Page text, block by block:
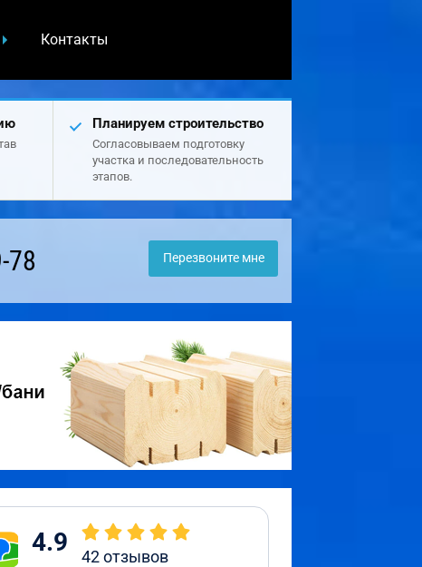
Контакты
Планируем строительство
Согласовываем подготовку
участка и последовательность
этапов.
78 Перезвоните мне
4.9 42отзывов